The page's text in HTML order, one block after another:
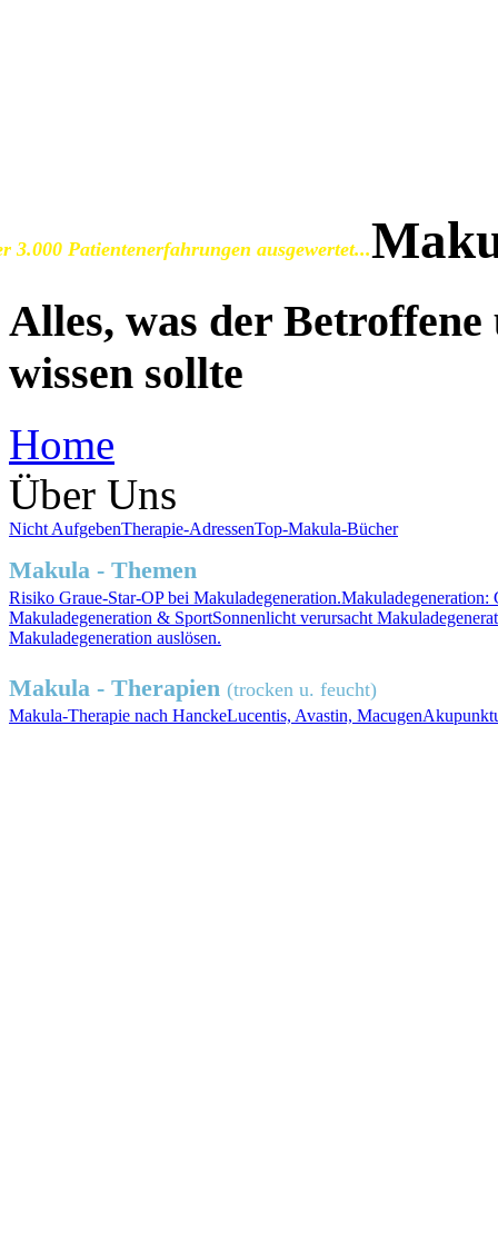
3.000 Patientenerfahrungen ausgewertet...
Alles, was der
wissen sollte
Home
Über Uns
Nicht AufgebenTherapie-AdressenTop-Makula-Bücher
Makula - Themen
Risiko Graue-Star-OPbei Makuladegeneration.Makuladegeneration:
Makuladegeneration & SportSonnenlichtverursacht
Makuladegeneration auslösen.
Makula - Therapien (trocken u. feucht)
Makula-Therapie nach HanckeLucentis, Avastin, Macugen